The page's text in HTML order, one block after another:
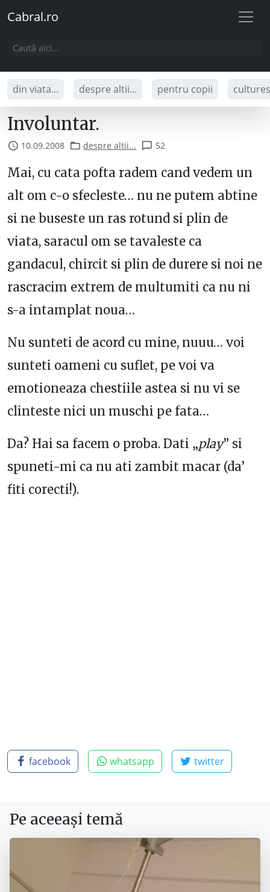
Cabral.ro
din viata... despre altii... pentru copii
Involuntar.
10.09.2008 despre altii... 52
Mai, cu cata pofta radem cand vedem un
alt om c-o sfecleste… nu ne putem abtine
si ne buseste un ras rotund si plin de
viata, saracul om se tavaleste ca
gandacul, chircit si plin de durere si noi ne
rascracim extrem de multumiti ca nu ni
s-a intamplat noua…
Nu sunteti de acord cu mine, nuuu… voi
sunteti oameni cu suflet, pe voi va
emotioneaza chestiile astea si nu vi se
clinteste nici un muschi pe fata…
Da? Hai sa facem o proba. Dati „play” si
spuneti-mi ca nu ati zambit macar (da’
fiti corecti!).
facebook whatsapp twitter
Pe aceeași temă